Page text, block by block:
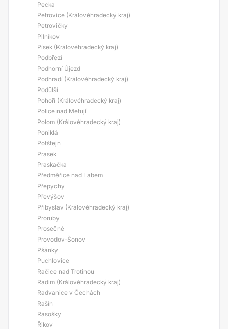
Pecka
Petrovice (Královéhradecký kraj)
Petrovičky
Pilníkov
Písek (Královéhradecký kraj)
Podbřezí
Podhorní Újezd
Podhradí (Královéhradecký kraj)
Podůlší
Pohoří (Královéhradecký kraj)
Police nad Metují
Polom (Královéhradecký kraj)
Poniklá
Potštejn
Prasek
Praskačka
Předměřice nad Labem
Přepychy
Převýšov
Přibyslav (Královéhradecký kraj)
Proruby
Prosečné
Provodov-Šonov
Pšánky
Puchlovice
Račice nad Trotinou
Radim (Královéhradecký kraj)
Radvanice v Čechách
Rašín
Rasošky
Řikov